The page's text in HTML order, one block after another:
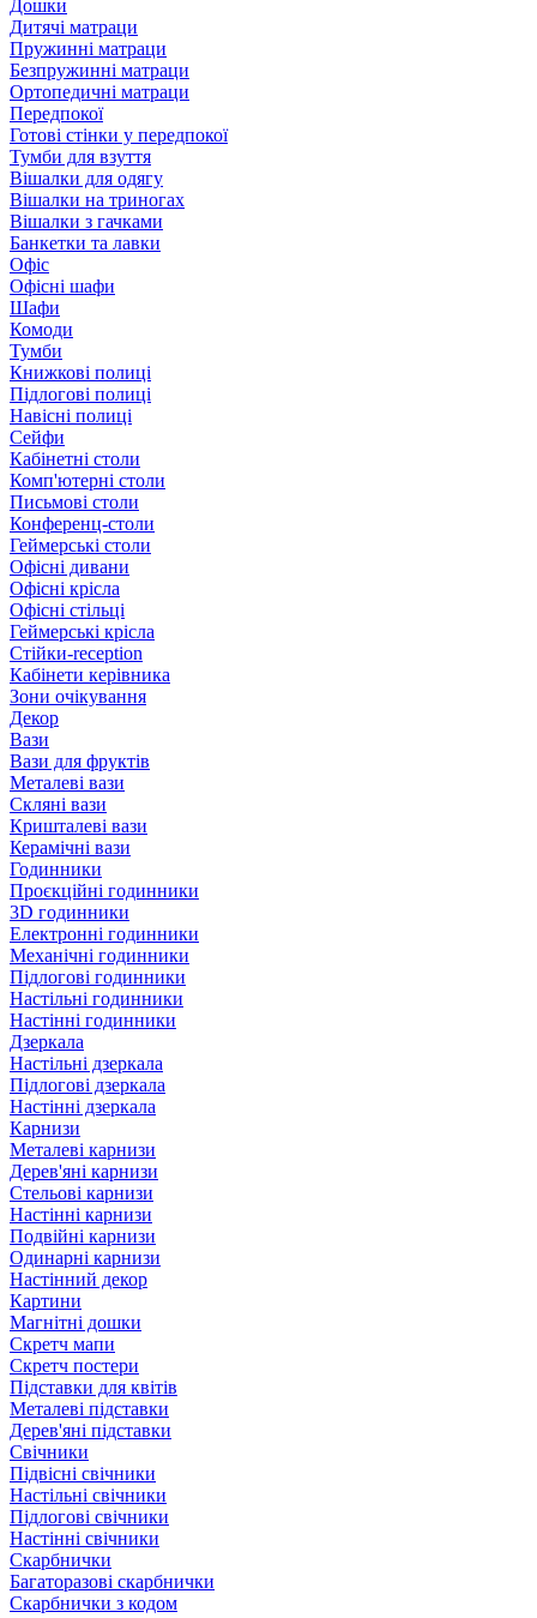
Дошки
Дитячі матраци
Пружинні матраци
Безпружинні матраци
Ортопедичні матраци
Передпокої
Готові стінки у передпокої
Тумби для взуття
Вішалки для одягу
Вішалки на триногах
Вішалки з гачками
Банкетки та лавки
Офіс
Офісні шафи
Шафи
Комоди
Тумби
Книжкові полиці
Підлогові полиці
Навісні полиці
Сейфи
Кабінетні столи
Комп'ютерні столи
Письмові столи
Конференц-столи
Геймерські столи
Офісні дивани
Офісні крісла
Офісні стільці
Геймерські крісла
Стійки-reception
Кабінети керівника
Зони очікування
Декор
Вази
Вази для фруктів
Металеві вази
Скляні вази
Кришталеві вази
Керамічні вази
Годинники
Проєкційні годинники
3D годинники
Електронні годинники
Механічні годинники
Підлогові годинники
Настільні годинники
Настінні годинники
Дзеркала
Настільні дзеркала
Підлогові дзеркала
Настінні дзеркала
Карнизи
Металеві карнизи
Дерев'яні карнизи
Стельові карнизи
Настінні карнизи
Подвійні карнизи
Одинарні карнизи
Настінний декор
Картини
Магнітні дошки
Скретч мапи
Скретч постери
Підставки для квітів
Металеві підставки
Дерев'яні підставки
Свічники
Підвісні свічники
Настільні свічники
Підлогові свічники
Настінні свічники
Скарбнички
Багаторазові скарбнички
Скарбнички з кодом